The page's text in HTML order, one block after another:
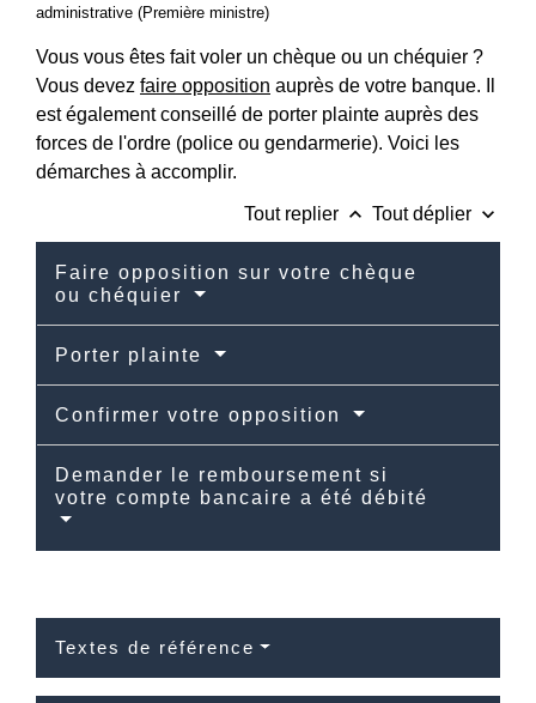
administrative (Première ministre)
Vous vous êtes fait voler un chèque ou un chéquier ?
Vous devez faire opposition auprès de votre banque. Il
est également conseillé de porter plainte auprès des
forces de l'ordre (police ou gendarmerie). Voici les
démarches à accomplir.
Tout replier keyboard_arrow_up Tout déplier keyboard_arrow_down
Faire opposition sur votre chèque
ou chéquier
Porter plainte
Confirmer votre opposition
Demander le remboursement si
votre compte bancaire a été débité
Textes de référence